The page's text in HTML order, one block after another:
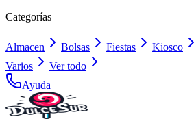
Categorías
Almacen Bolsas Fiestas Kiosco
Varios
Ver todo
Ayuda